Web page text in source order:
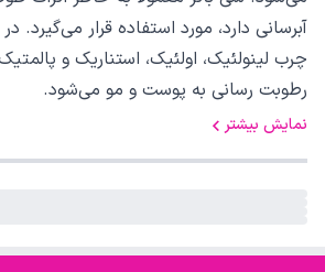
آبرسانی دارد، مورد استفاده قرار می‌گیرد.
چرب لینولئیک، اولئیک، استناریک و
رطوبت رسانی به پوست و مو می‌شود.
نمایش بیشتر